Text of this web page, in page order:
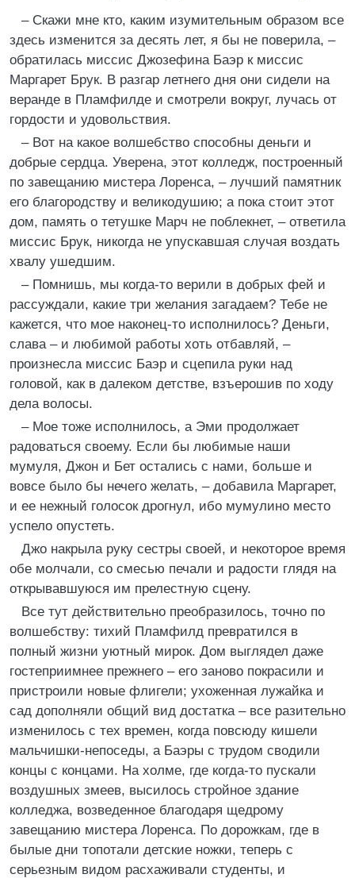
– Скажи мне кто, каким изумительным образом все
здесь изменится за десять лет, я бы не поверила, –
обратилась миссис Джозефина Баэр к миссис
Маргарет Брук. В разгар летнего дня они сидели на
веранде в Пламфилде и смотрели вокруг, лучась от
гордости и удовольствия.
– Вот на какое волшебство способны деньги и
добрые сердца. Уверена, этот колледж, построенный
по завещанию мистера Лоренса, – лучший памятник
его благородству и великодушию; а пока стоит этот
дом, память о тетушке Марч не поблекнет, – ответила
миссис Брук, никогда не упускавшая случая воздать
хвалу ушедшим.
– Помнишь, мы когда-то верили в добрых фей и
рассуждали, какие три желания загадаем? Тебе не
кажется, что мое наконец-то исполнилось? Деньги,
слава – и любимой работы хоть отбавляй, –
произнесла миссис Баэр и сцепила руки над
головой, как в далеком детстве, взъерошив по ходу
дела волосы.
– Мое тоже исполнилось, а Эми продолжает
радоваться своему. Если бы любимые наши
мумуля, Джон и Бет остались с нами, больше и
вовсе было бы нечего желать, – добавила Маргарет,
и ее нежный голосок дрогнул, ибо мумулино место
успело опустеть.
Джо накрыла руку сестры своей, и некоторое время
обе молчали, со смесью печали и радости глядя на
открывавшуюся им прелестную сцену.
Все тут действительно преобразилось, точно по
волшебству: тихий Пламфилд превратился в
полный жизни уютный мирок. Дом выглядел даже
гостеприимнее прежнего – его заново покрасили и
пристроили новые флигели; ухоженная лужайка и
сад дополняли общий вид достатка – все разительно
изменилось с тех времен, когда повсюду кишели
мальчишки-непоседы, а Баэры с трудом сводили
концы с концами. На холме, где когда-то пускали
воздушных змеев, высилось стройное здание
колледжа, возведенное благодаря щедрому
завещанию мистера Лоренса. По дорожкам, где в
былые дни топотали детские ножки, теперь с
серьезным видом расхаживали студенты, и